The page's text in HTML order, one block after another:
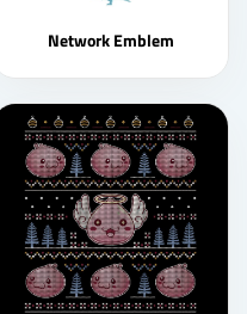
Network Emblem